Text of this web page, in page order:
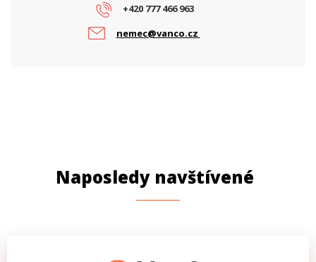
+420 777 466 963
nemec@vanco.cz
Naposledy navštívené